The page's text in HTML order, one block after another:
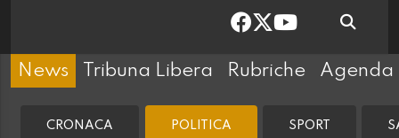
News Tribuna Libera Rubriche Agenda
CRONACA POLITICA SPORT